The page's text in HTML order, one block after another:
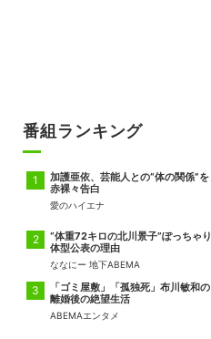
番組ランキング
加護亜依、芸能人との“体の関係”を
赤裸々告白
愛のハイエナ
“体重72キロの北川景子”ぽっちゃり
体型公表の理由
ななにー 地下ABEMA
「ゴミ屋敷」「孤独死」布川敏和の
離婚後の絶望生活
ABEMAエンタメ